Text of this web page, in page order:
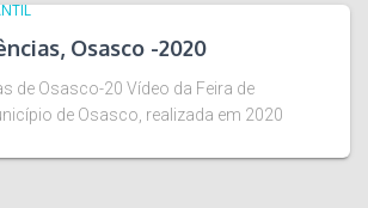
Osasco -2020
de Osasco-20 Vídeo da Feira de
de Osasco, realizada em 2020